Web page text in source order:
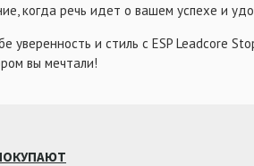
когда речь идет о вашем успехе и
уверенность и стиль с ESP Leadcore
вы мечтали!